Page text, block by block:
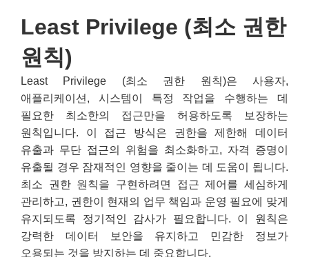
Least Privilege (최소 권한
원칙)
Least Privilege (최소 권한 원칙)은 사용자,
애플리케이션, 시스템이 특정 작업을 수행하는 데
필요한 최소한의 접근만을 허용하도록 보장하는
원칙입니다. 이 접근 방식은 권한을 제한해 데이터
유출과 무단 접근의 위험을 최소화하고, 자격 증명이
유출될 경우 잠재적인 영향을 줄이는 데 도움이 됩니다.
최소 권한 원칙을 구현하려면 접근 제어를 세심하게
관리하고, 권한이 현재의 업무 책임과 운영 필요에 맞게
유지되도록 정기적인 감사가 필요합니다. 이 원칙은
강력한 데이터 보안을 유지하고 민감한 정보가
오용되는 것을 방지하는 데 중요합니다.